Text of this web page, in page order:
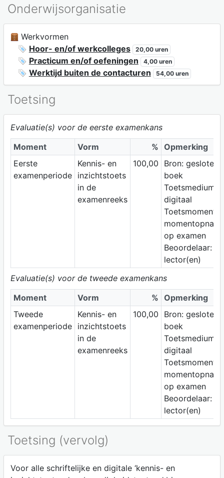
Onderwijsorganisatie
Werkvormen
Hoor- en/of werkcolleges
20,00 uren
Practicum en/of oefeningen 4,00 uren
Werktijd buiten de contacturen 54,00 uren
Toetsing
Evaluatie(s) voor de eerste examenkans
Moment
Vorm % Opmerking
Eerste
examenperiode
Kennis- en
inzichtstoets
in de
examenreeks
100,00
Bron: gesloten
boek
Toetsmedium:
digitaal
Toetsmoment:
op examen
Beoordelaar:
lector(en)
Evaluatie(s) voor de tweede examenkans
Moment
Vorm % Opmerking
Tweede
examenperiode
Kennis- en
inzichtstoets
in de
examenreeks
100,00
Bron: gesloten
boek
Toetsmedium:
digitaal
Toetsmoment:
op examen
Beoordelaar:
lector(en)
Toetsing (vervolg)
Voor alle schriftelijke en digitale ‘kennis- en